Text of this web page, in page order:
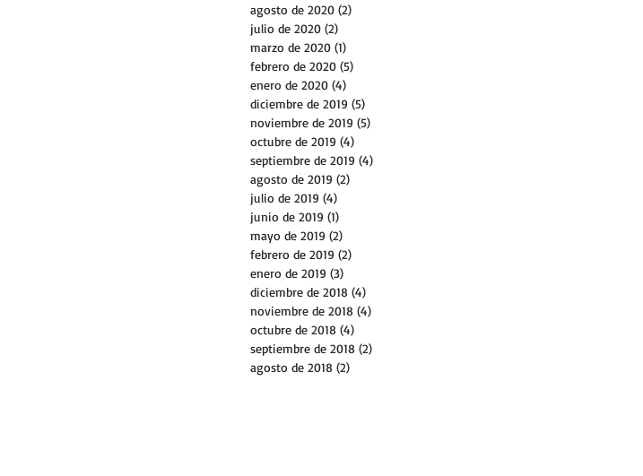
agosto de 2020 (2)
julio de 2020 (2)
marzo de 2020 (1)
febrero de 2020 (5)
enero de 2020 (4)
diciembre de 2019 (5)
noviembre de 2019 (5)
octubre de 2019 (4)
septiembre de 2019 (4)
agosto de 2019 (2)
julio de 2019 (4)
junio de 2019 (1)
mayo de 2019 (2)
febrero de 2019 (2)
enero de 2019 (3)
diciembre de 2018 (4)
noviembre de 2018 (4)
octubre de 2018 (4)
septiembre de 2018 (2)
agosto de 2018 (2)